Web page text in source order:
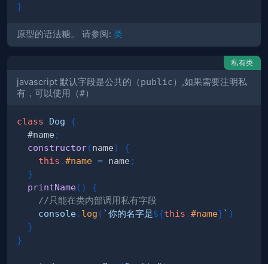
}
原型的语法糖。 请参阅: 类
私有类
javascript 默认字段是公共的（public）,如果需要注明私
有，可以使用（#）
class Dog
{
  #name
;
constructor(name)
{
this .#name = name ;
}
printName( )
{
//只能在类内部调用私有字段
console. log ( `你的名字是${this .#name}` )
}
}